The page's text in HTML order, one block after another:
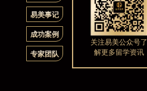
易美事记
成功案例
专家团队
关注易美公众号了
解更多留学资讯